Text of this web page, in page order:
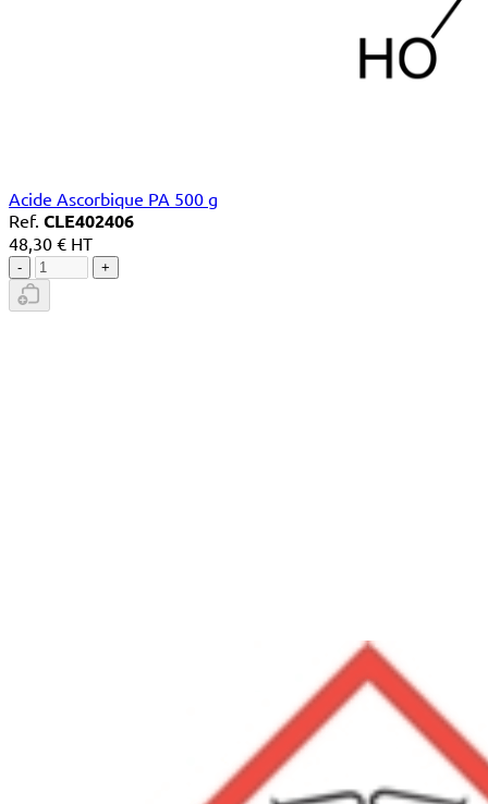
Acide Ascorbique PA 500 g
Ref. CLE402406
48,30 € HT
- +